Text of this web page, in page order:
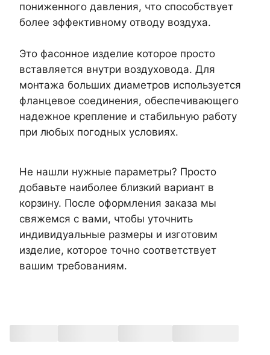
пониженного давления, что способствует
более эффективному отводу воздуха.
Это фасонное изделие которое просто
вставляется внутри воздуховода. Для
монтажа больших диаметров используется
фланцевое соединения, обеспечивающего
надежное крепление и стабильную работу
при любых погодных условиях.
Не нашли нужные параметры? Просто
добавьте наиболее близкий вариант в
корзину. После оформления заказа мы
свяжемся с вами, чтобы уточнить
индивидуальные размеры и изготовим
изделие, которое точно соответствует
вашим требованиям.